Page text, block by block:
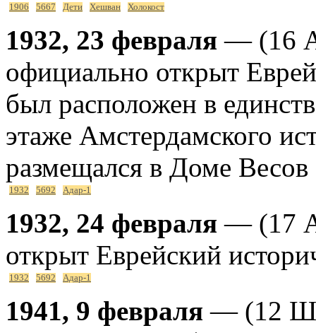
1906 5667 Дети Хешван Холокост
1932, 23 февраля — (16
официально открыт
был расположен в
этаже Амстердамского
размещался в Доме Весов
1932 5692 Адар-1
1932, 24 февраля — (17
открыт Еврейский
1932 5692 Адар-1
1941, 9 февраля — (12